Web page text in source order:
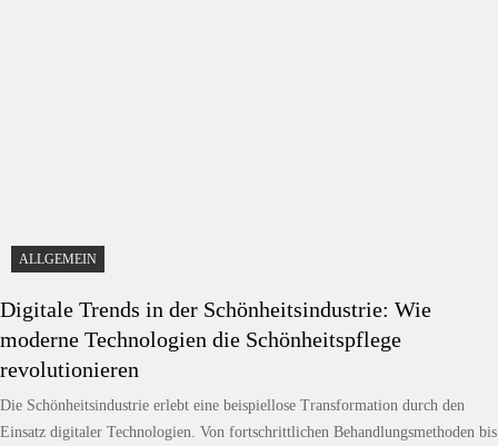
ALLGEMEIN
Digitale Trends in der Schönheitsindustrie: Wie
moderne Technologien die Schönheitspflege
revolutionieren
Die Schönheitsindustrie erlebt eine beispiellose Transformation durch den
Einsatz digitaler Technologien. Von fortschrittlichen Behandlungsmethoden bis